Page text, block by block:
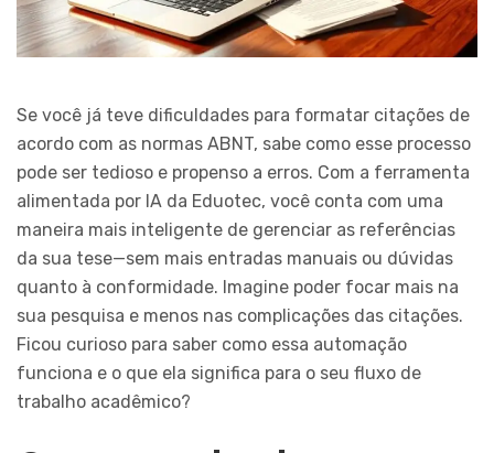
Se você já teve dificuldades para formatar citações de
acordo com as normas ABNT, sabe como esse processo
pode ser tedioso e propenso a erros. Com a ferramenta
alimentada por IA da Eduotec, você conta com uma
maneira mais inteligente de gerenciar as referências
da sua tese—sem mais entradas manuais ou dúvidas
quanto à conformidade. Imagine poder focar mais na
sua pesquisa e menos nas complicações das citações.
Ficou curioso para saber como essa automação
funciona e o que ela significa para o seu fluxo de
trabalho acadêmico?